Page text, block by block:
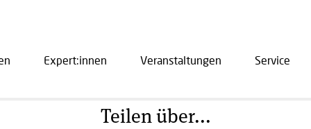
Expert:innen Veranstaltungen Service
Teilen über...